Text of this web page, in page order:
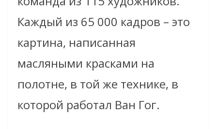
Каждый из 65 000 кадров – это
картина, написанная
масляными красками на
полотне, в той же технике, в
которой работал Ван Гог.